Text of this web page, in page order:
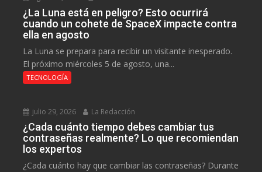
¿La Luna está en peligro? Esto ocurrirá
cuando un cohete de SpaceX impacte contra
ella en agosto
La Luna se prepara para recibir un visitante inesperado.
El próximo miércoles 5 de agosto, una...
TECNOLOGÍA
julio 29, 2026 La Redacción
¿Cada cuánto tiempo debes cambiar tus
contraseñas realmente? Lo que recomiendan
los expertos
¿Cada cuánto hay que cambiar las contraseñas? Durante